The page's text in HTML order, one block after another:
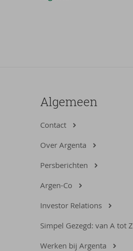
Algemeen
Contact
Over Argenta
Persberichten
Argen-Co
Investor Relations
Simpel Gezegd: van A tot Z
Werken bij Argenta